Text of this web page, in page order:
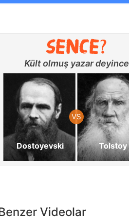
Kült olmuş yazar deyince
Dostoyevski Tolstoy
Videolar